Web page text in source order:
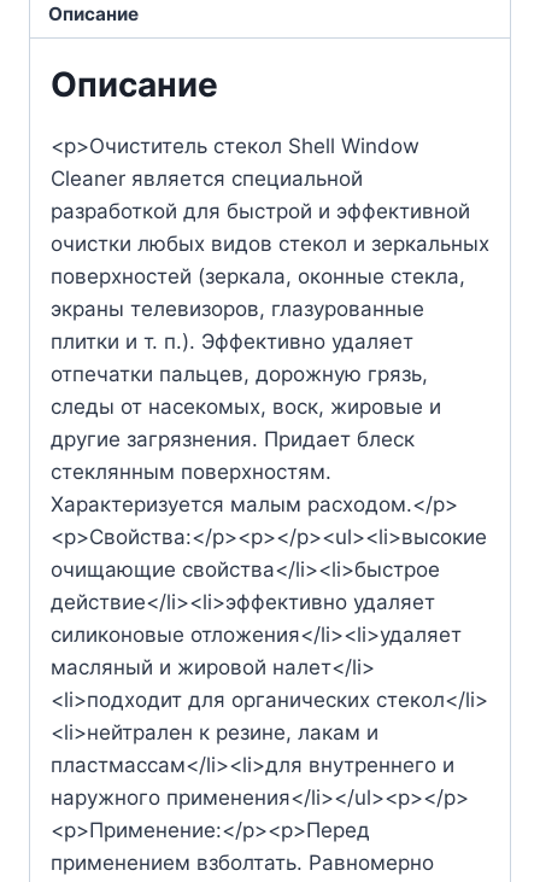
Описание
Описание
<p>Очиститель стекол Shell Window
Cleaner является специальной
разработкой для быстрой и эффективной
очистки любых видов стекол и зеркальных
поверхностей (зеркала, оконные стекла,
экраны телевизоров, глазурованные
плитки и т. п.). Эффективно удаляет
отпечатки пальцев, дорожную грязь,
следы от насекомых, воск, жировые и
другие загрязнения. Придает блеск
стеклянным поверхностям.
Характеризуется малым расходом.</p>
<p>Свойства:</p><p></p><ul><li>высокие
очищающие свойства</li><li>быстрое
действие</li><li>эффективно удаляет
силиконовые отложения</li><li>удаляет
масляный и жировой налет</li>
<li>подходит для органических стекол</li>
<li>нейтрален к резине, лакам и
пластмассам</li><li>для внутреннего и
наружного применения</li></ul><p></p>
<p>Применение:</p><p>Перед
применением взболтать. Равномерно